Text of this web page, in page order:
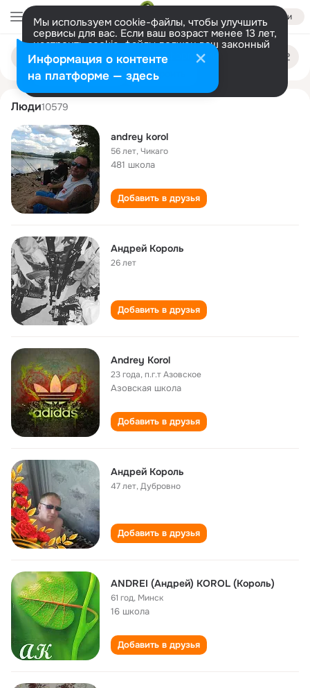
Войти
Мы используем cookie-файлы, чтобы улучшить
сервисы для вас. Если ваш возраст менее 13 лет,
настроить cookie-файлы должен ваш законный
представитель. Больше информации
Разрешить все Настроить
Поиск
людям
andrey korol
Люди10579
andrey korol
56 лет,Чикаго
481 школа
Добавить в друзья
Андрей Король
26 лет
Добавить в друзья
Andrey Korol
23 года,п.г.т Азовское
Азовская школа
Добавить в друзья
Андрей Король
47 лет,Дубровно
Добавить в друзья
ANDREI (Андрей) KOROL (Король)
61 год, Минск
16 школа
Добавить в друзья
Информация о контенте
на платформе — здесь